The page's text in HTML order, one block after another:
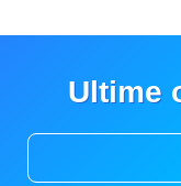
Ultime